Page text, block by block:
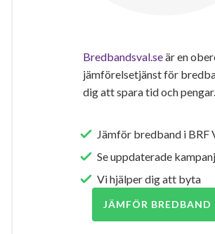
Bredbandsval.seär en
jämförelsetjänst för
dig att spara tid och pengar.
Jämför bredband i BRF
Se uppdaterade
Vi hjälper dig att byta
JÄMFÖR BREDBAND